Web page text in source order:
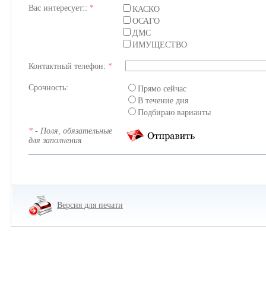
Вас интересует:: *
КАСКО
ОСАГО
ДМС
ИМУЩЕСТВО
Контактный телефон: *
Срочность:
Прямо сейчас
В течение дня
Подбираю варианты
* - Поля, обязательные
для заполнения
Версия для печати